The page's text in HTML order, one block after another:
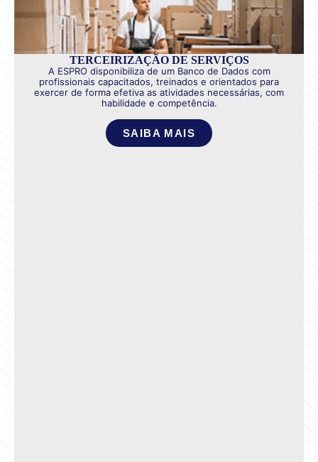
TERCEIRIZAÇÃO DE SERVIÇOS
A ESPRO disponibiliza de um Banco de Dados com
profissionais capacitados, treinados e orientados para
exercer de forma efetiva as atividades necessárias, com
habilidade e competência.
SAIBA MAIS